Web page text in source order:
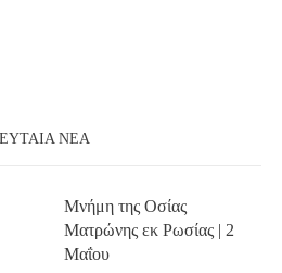
ΝΕΑ
Μνήμη της Οσίας
Ματρώνης εκ Ρωσίας | 2
Μαΐου